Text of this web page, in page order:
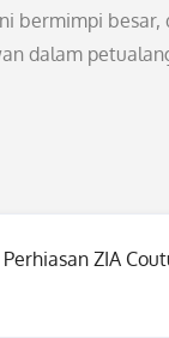
bermimpi
dalam
ZIA